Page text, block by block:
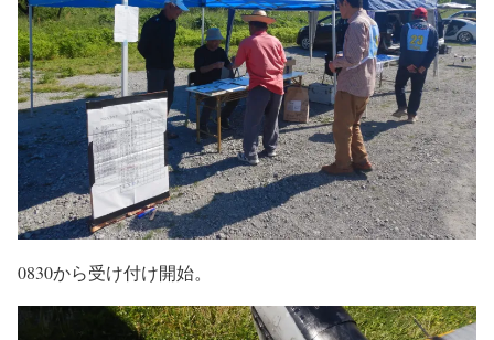
0830から受け付け開始。